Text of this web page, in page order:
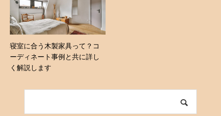
寝室に合う木製家具って？コ
ーディネート事例と共に詳し
く解説します